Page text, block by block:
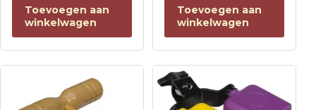
Toevoegen aan
winkelwagen
Toevoegen aan
winkelwagen